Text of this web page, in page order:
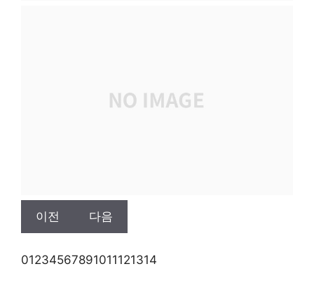
이전 다음
01234567891011121314